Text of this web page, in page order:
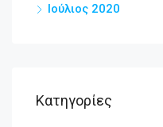
Ιούλιος 2020
Kατηγορίες